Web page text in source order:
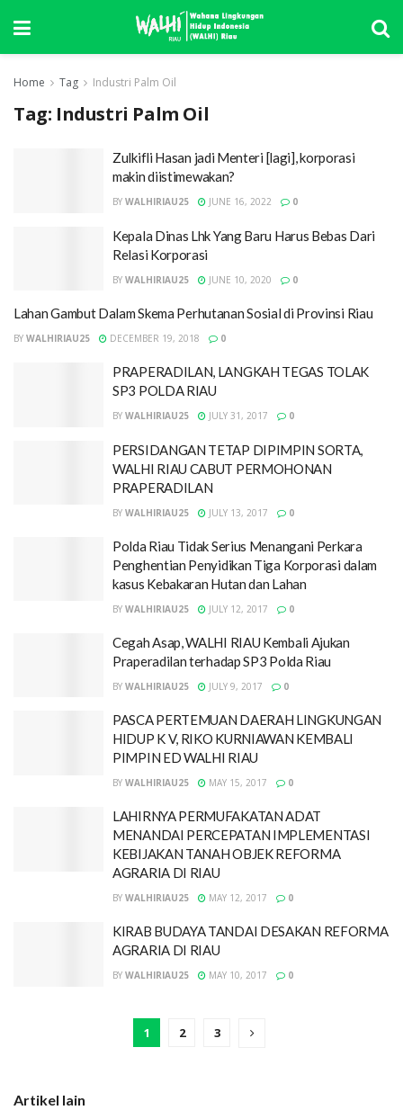
Home Tag Industri Palm Oil
Tag: Industri Palm Oil
Zulkifli Hasan jadi Menteri [lagi], korporasi
makin diistimewakan?
BY WALHIRIAU25 JUNE 16, 2022 0
Kepala Dinas Lhk Yang Baru Harus Bebas Dari
Relasi Korporasi
BY WALHIRIAU25 JUNE 10, 2020 0
Lahan Gambut Dalam Skema Perhutanan Sosial di Provinsi Riau
BY WALHIRIAU25 DECEMBER 19, 2018 0
PRAPERADILAN, LANGKAH TEGAS TOLAK
SP3 POLDA RIAU
BY WALHIRIAU25 JULY 31, 2017 0
PERSIDANGAN TETAP DIPIMPIN SORTA,
WALHI RIAU CABUT PERMOHONAN
PRAPERADILAN
BY WALHIRIAU25 JULY 13, 2017 0
Polda Riau Tidak Serius Menangani Perkara
Penghentian Penyidikan Tiga Korporasi dalam
kasus Kebakaran Hutan dan Lahan
BY WALHIRIAU25 JULY 12, 2017 0
Cegah Asap, WALHI RIAU Kembali Ajukan
Praperadilan terhadap SP3 Polda Riau
BY WALHIRIAU25 JULY 9, 2017 0
PASCA PERTEMUAN DAERAH LINGKUNGAN
HIDUP K V, RIKO KURNIAWAN KEMBALI
PIMPIN ED WALHI RIAU
BY WALHIRIAU25 MAY 15, 2017 0
LAHIRNYA PERMUFAKATAN ADAT
MENANDAI PERCEPATAN IMPLEMENTASI
KEBIJAKAN TANAH OBJEK REFORMA
AGRARIA DI RIAU
BY WALHIRIAU25 MAY 12, 2017 0
KIRAB BUDAYA TANDAI DESAKAN REFORMA
AGRARIA DI RIAU
BY WALHIRIAU25 MAY 10, 2017 0
1 2 3
Artikel lain